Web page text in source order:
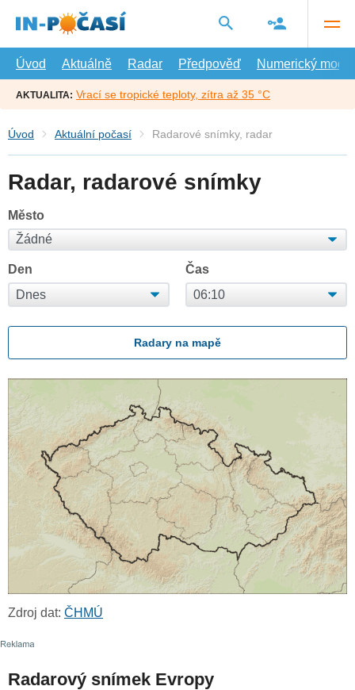
hlavní
Úvod
Aktuálně Radar Předpověď Numerický model
AKTUALITA: Vrací se tropické teploty, zítra až 35 °C
Úvod Aktuální počasí Radarové snímky, radar
Radar, radarové snímky
Město
Den Čas
Radary na mapě
Zdroj dat: ČHMÚ
Radarový snímek Evropy